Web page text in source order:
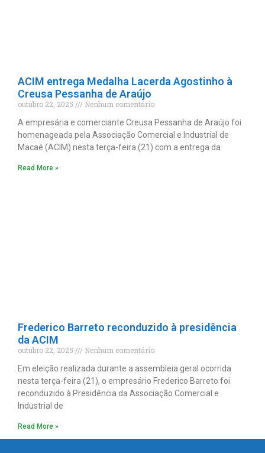
ACIM entrega Medalha Lacerda Agostinho à
Creusa Pessanha de Araújo
outubro 22, 2025
Nenhum comentário
A empresária e comerciante Creusa Pessanha de Araújo foi
homenageada pela Associação Comercial e Industrial de
Macaé (ACIM) nesta terça-feira (21) com a entrega da
Read More »
Frederico Barreto reconduzido à presidência
da ACIM
outubro 22, 2025
Nenhum comentário
Em eleição realizada durante a assembleia geral ocorrida
nesta terça-feira (21), o empresário Frederico Barreto foi
reconduzido à Presidência da Associação Comercial e
Industrial de
Read More »